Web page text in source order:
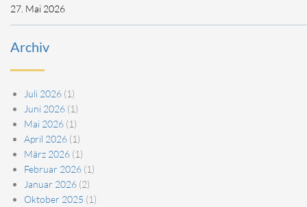
27. Mai 2026
Archiv
Juli 2026 (1)
Juni 2026 (1)
Mai 2026 (1)
April 2026 (1)
März 2026 (1)
Februar 2026 (1)
Januar 2026 (2)
Oktober 2025 (1)